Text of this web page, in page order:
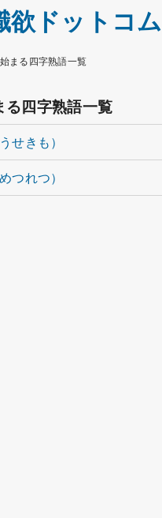
欲ドットコム
始まる四字熟語一覧
る四字熟語一覧
せきも）
つれつ）